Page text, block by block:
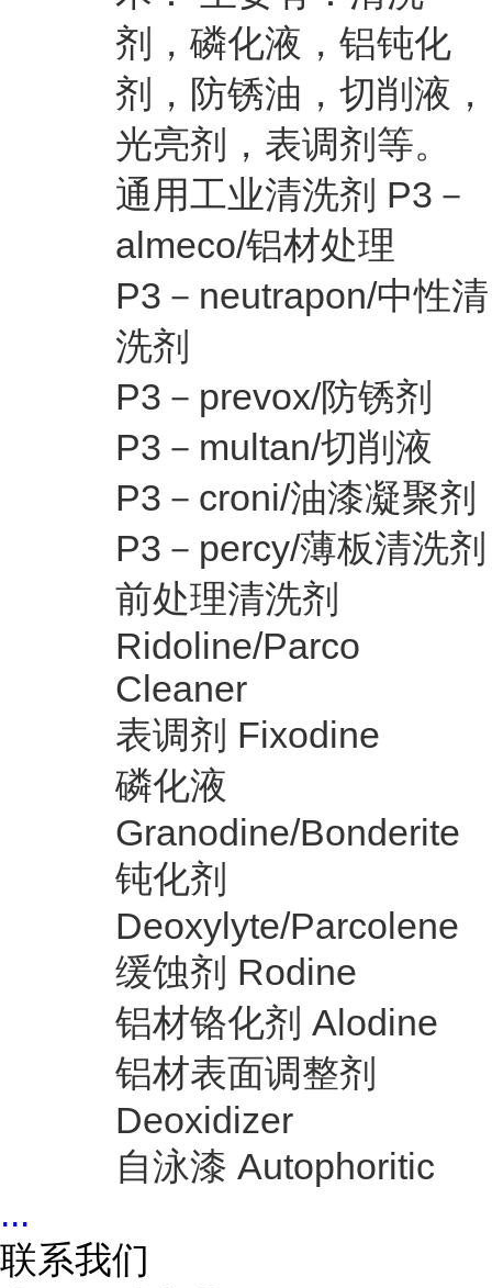
剂，磷化液，铝钝化
剂，防锈油，切削液，
光亮剂，表调剂等。
通用工业清洗剂 P3－
almeco/铝材处理
P3－neutrapon/中性清
洗剂
P3－prevox/防锈剂
P3－multan/切削液
P3－croni/油漆凝聚剂
P3－percy/薄板清洗剂
前处理清洗剂
Ridoline/Parco
Cleaner
表调剂 Fixodine
磷化液
Granodine/Bonderite
钝化剂
Deoxylyte/Parcolene
缓蚀剂 Rodine
铝材铬化剂 Alodine
铝材表面调整剂
Deoxidizer
自泳漆 Autophoritic
...
联系我们